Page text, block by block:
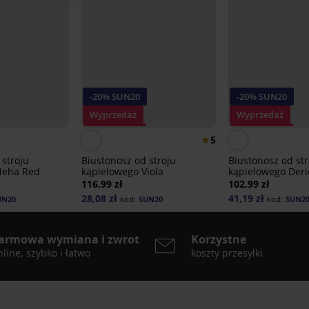
stroju
Red
-20% SUN20
Wyprzedaż
5
Biustonosz od stroju
kąpielowego Viola
116,99 zł
28,08 zł kod: SUN20
-20% SUN20
Wyprzedaż
Biustonosz od
kąpielowego
102,99 zł
41,19 zł kod:
wymiana i zwrot
szybko i łatwo
Korzystne
koszty przesyłki